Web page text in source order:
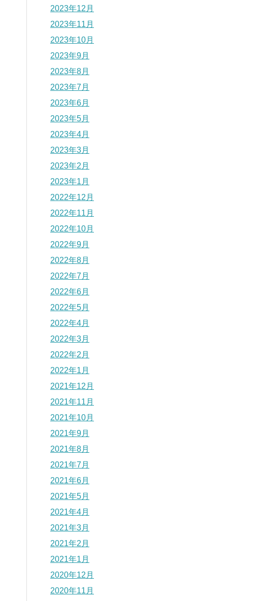
2023年12月
2023年11月
2023年10月
2023年9月
2023年8月
2023年7月
2023年6月
2023年5月
2023年4月
2023年3月
2023年2月
2023年1月
2022年12月
2022年11月
2022年10月
2022年9月
2022年8月
2022年7月
2022年6月
2022年5月
2022年4月
2022年3月
2022年2月
2022年1月
2021年12月
2021年11月
2021年10月
2021年9月
2021年8月
2021年7月
2021年6月
2021年5月
2021年4月
2021年3月
2021年2月
2021年1月
2020年12月
2020年11月